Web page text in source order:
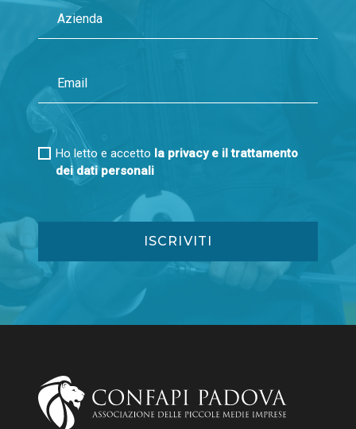
Ho letto e accetto la privacy e il trattamento
dei dati personali